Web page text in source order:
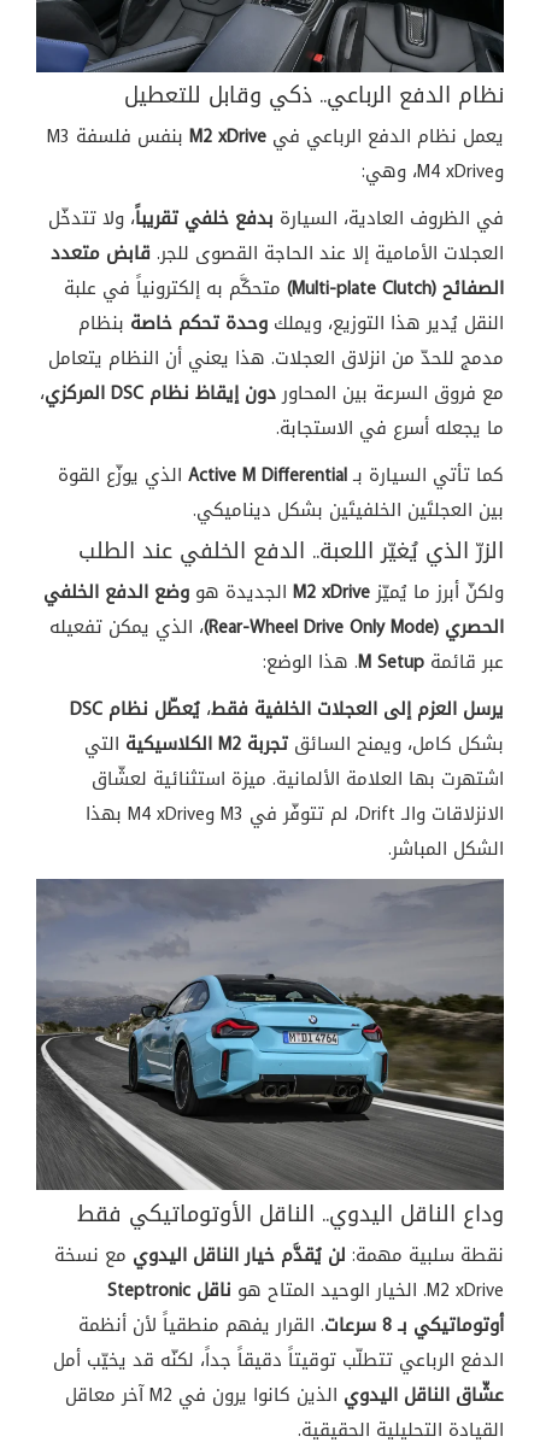
نظام الدفع الرباعي.. ذكي وقابل للتعطيل
يعمل نظام الدفع الرباعي في M2 xDrive
بنفس فلسفة M3
وM4 xDrive، وهي:
في الظروف العادية، السيارة بدفع خلفي تقريباً، ولا تتدخّل
العجلات الأمامية إلا عند الحاجة القصوى للجر.قابض متعدد
الصفائح (Multi-plate Clutch)
متحكَّم به إلكترونياً في علبة
النقل يُدير هذا التوزيع، ويملك وحدة تحكم خاصة بنظام
مدمج للحدّ من انزلاق العجلات. هذا يعني أن النظام يتعامل
مع فروق السرعة بين المحاوردون إيقاظ نظام DSC المركزي
،
ما يجعله أسرع في الاستجابة.
كما تأتي السيارة بـActive M Differential الذي يوزّع القوة
بين العجلتَين الخلفيتَين بشكل ديناميكي.
الزرّ الذي يُغيّر اللعبة.. الدفع الخلفي عند الطلب
ولكنّ أبرز ما يُميّزM2 xDrive الجديدة هو وضع الدفع الخلفي
الحصري (Rear-Wheel Drive Only Mode)
، الذي يمكن تفعيله
عبر قائمة M Setup. هذا الوضع:
يرسل العزم إلى العجلات الخلفية فقط، يُعطّل نظام DSC
بشكل كامل، ويمنح السائق تجربة M2 الكلاسيكية
التي
اشتهرت بها العلامة الألمانية. ميزة استثنائية لعشّاق
الانزلاقات والـ Drift، لم تتوفّر في M3 وM4 xDrive بهذا
الشكل المباشر.
وداع الناقل اليدوي.. الناقل الأوتوماتيكي فقط
نقطة سلبية مهمة: لن يُقدَّم خيار الناقل اليدوي مع نسخة
M2 xDrive. الخيار الوحيد المتاح هو
ناقل Steptronic
أوتوماتيكي بـ 8 سرعات
. القرار يفهم منطقياً لأن أنظمة
الدفع الرباعي تتطلّب توقيتاً دقيقاً جداً، لكنّه قد يخيّب أمل
عشّاق الناقل اليدوي
الذين كانوا يرون في M2 آخر معاقل
القيادة التحليلية الحقيقية.